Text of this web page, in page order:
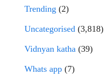
Trending (2)
Uncategorised (3,818)
Vidnyan katha (39)
Whats app (7)